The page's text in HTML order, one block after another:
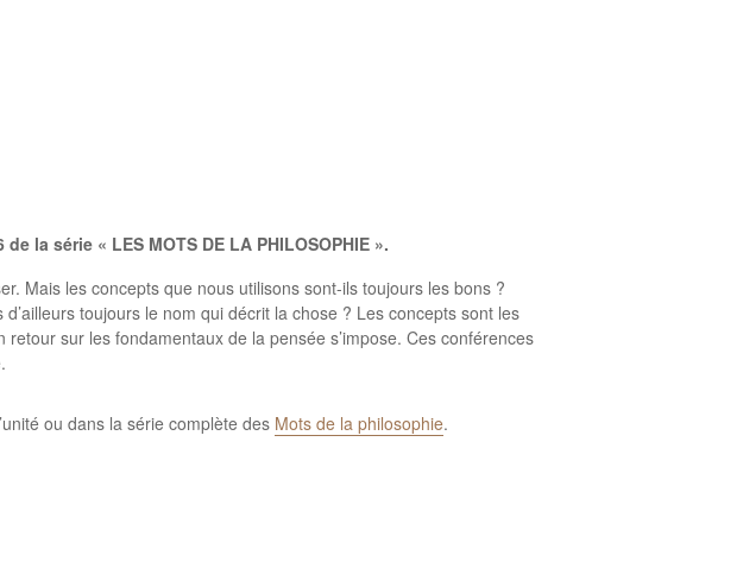
la série « LES MOTS DE LA PHILOSOPHIE ».
Mais les concepts que nous utilisons sont-ils toujours les bons ?
toujours le nom qui décrit la chose ? Les concepts sont les
sur les fondamentaux de la pensée s’impose. Ces conférences
ou dans la série complète des Mots de la philosophie.